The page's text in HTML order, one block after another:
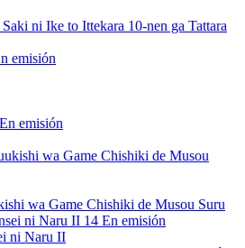
ni Ike to Ittekara 10-nen ga Tattara
emisión
En emisión
wa Game Chishiki de Musou Suru
14 En emisión
ni Naru II